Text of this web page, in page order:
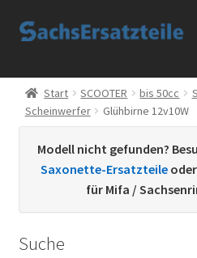
Zur
Zum
Start
AGB
Datenschutzerklärung
Kontakt
Start SCOOTER bis 50cc
Scheinwerfer
Glühbirne 12v10W
Modell nicht gefunden?
Saxonette-Ersatzteile oder
für Mifa /
Suche